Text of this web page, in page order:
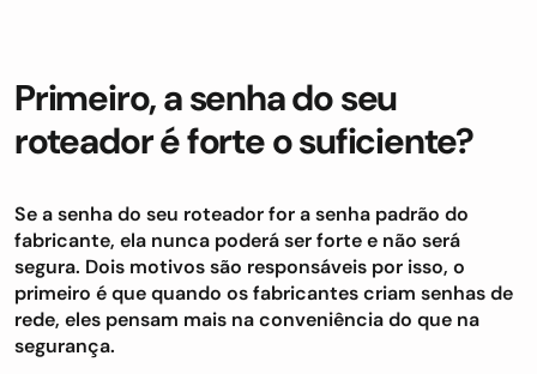
Primeiro, a senha do seu
roteador é forte o suficiente?
Se a senha do seu roteador for a senha padrão do
fabricante, ela nunca poderá ser forte e não será
segura. Dois motivos são responsáveis por isso, o
primeiro é que quando os fabricantes criam senhas de
rede, eles pensam mais na conveniência do que na
segurança.